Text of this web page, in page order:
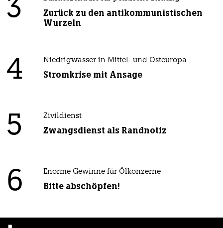
3
Zurück zu den antikommunistischen
Wurzeln
4 Niedrigwasser in Mittel- und Osteuropa
Stromkrise mit Ansage
5 Zivildienst
Zwangsdienst als Randnotiz
6 Enorme Gewinne für Ölkonzerne
Bitte abschöpfen!